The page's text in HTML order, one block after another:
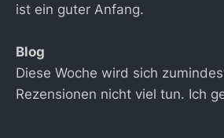
ist ein guter Anfang.
Blog
Diese Woche wird sich
Rezensionen nicht viel tun. Ich